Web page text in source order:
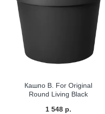
Кашпо B. For Original
Round Living Black
1 548 р.